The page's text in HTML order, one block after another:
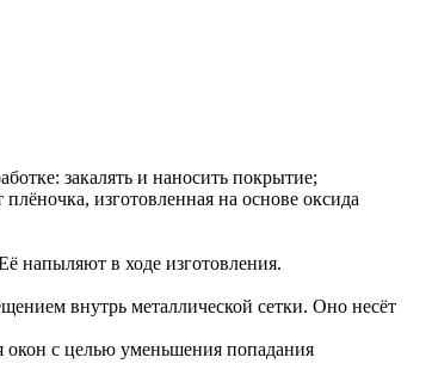
закалять и наносить покрытие;
изготовленная на основе оксида
напыляют в ходе изготовления.
внутрь металлической сетки. Оно несёт
окон с целью уменьшения попадания